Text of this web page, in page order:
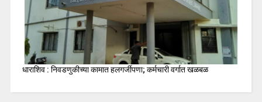
धाराशिव : निवडणुकीच्या कामात हलगर्जीपणा; कर्मचारी वर्गात खळबळ